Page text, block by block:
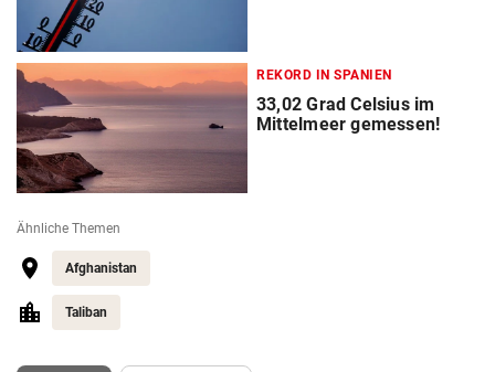
REKORD IN SPANIEN
33,02 Grad Celsius im
Mittelmeer gemessen!
Ähnliche Themen
Afghanistan
Taliban